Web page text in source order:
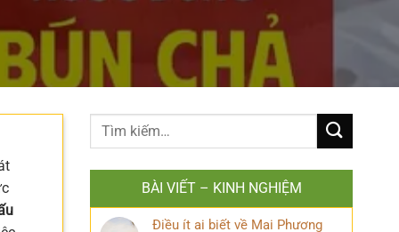
BÀI VIẾT – KINH NGHIỆM
Điều ít ai biết về Mai Phương